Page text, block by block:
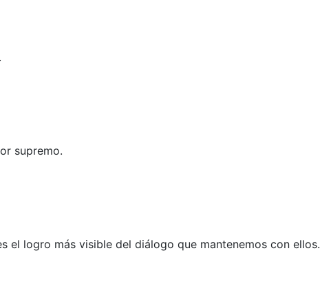
supremo.
el logro más visible del diálogo que mantenemos con ellos.